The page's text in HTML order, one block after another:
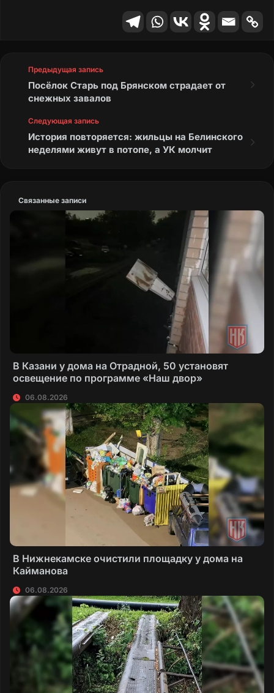
Предыдущая запись
Посёлок Старь под Брянском страдает от
снежных завалов
Следующая запись
История повторяется: жильцы на Белинского
неделями живут в потопе, а УК молчит
Связанные записи
В Казани у дома на Отрадной, 50 установят
освещение по программе «Наш двор»
06.08.2026
В Нижнекамске очистили площадку у дома на
Кайманова
06.08.2026